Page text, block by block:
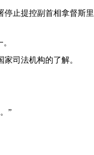
停止提控副首相拿督斯里
司法机构的了解。
”